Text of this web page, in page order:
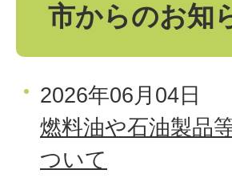
市からのお知
2026年06月04日
燃料油や石油製品
ついて